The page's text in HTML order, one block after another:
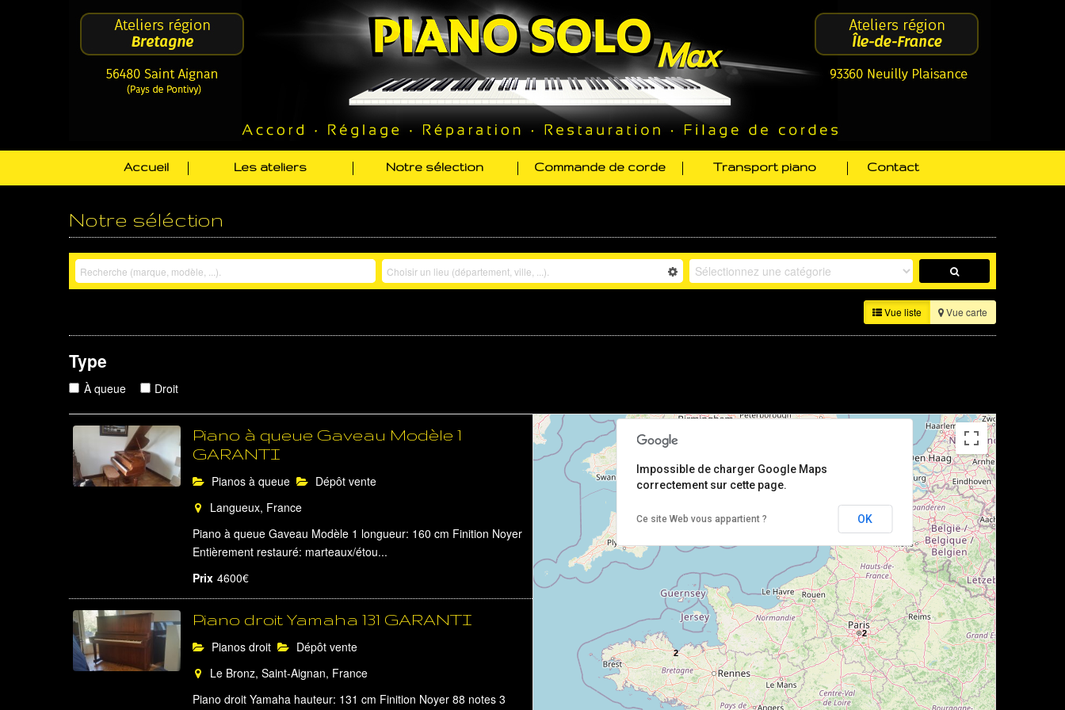
Accueil Les ateliers Notre sélection Commande de corde Transport piano Contact
Notre séléction
Vue liste Vue carte
Type
À queue Droit
Piano à queue Gaveau Modèle 1
GARANTI
Pianos à queue
Dépôt vente
Langueux, France
Piano à queue Gaveau Modèle 1 longueur: 160 cm Finition Noyer
Entièrement restauré: marteaux/étou...
Prix 4600€
Piano droit Yamaha 131 GARANTI
Pianos droit
Dépôt vente
Le Bronz, Saint-Aignan, France
Piano droit Yamaha hauteur: 131 cm Finition Noyer 88 notes 3
2
2
Impossible de charger Google Maps
correctement sur cette page.
Ce site Web vous appartient ? OK